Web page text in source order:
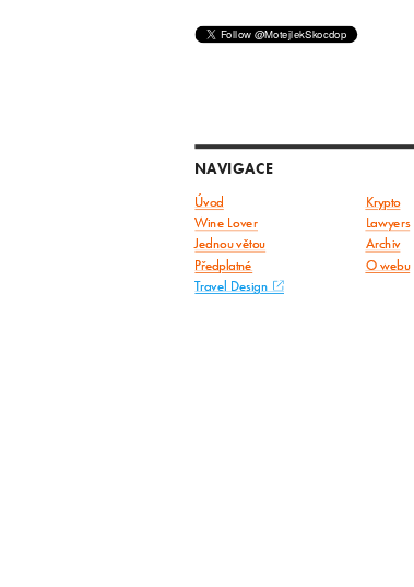
NAVIGACE
Úvod
Krypto
Wine Lover
Lawyers
Jednou větou Archiv
Předplatné O webu
Travel Design